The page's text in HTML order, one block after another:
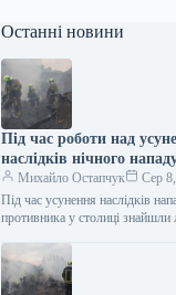
Останні новини
Під час роботи над
наслідків нічного
Києві знайдено людське
Михайло Остапчук
Сер
Під час усунення наслідків
противника у столиці знайшли
у Телеграмі написала Київська…